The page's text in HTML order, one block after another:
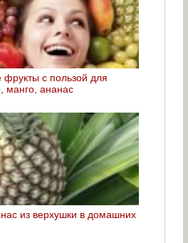
с пользой для
манго, ананас
из верхушки в домашних